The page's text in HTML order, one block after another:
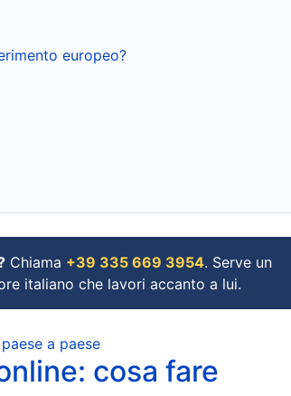
europeo?
Chiama +39 335 669 3954. Serve un
italiano che lavori accanto a lui.
a paese
cosa fare